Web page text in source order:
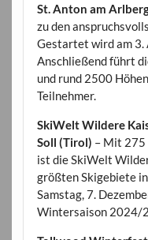
St. Anton am
zu den
Gestartet wird am 3.
Anschließend führt
und rund 2500
Teilnehmer.
SkiWelt Wildere
Soll (Tirol) – Mit 275
ist die SkiWelt
größten Skigebiete
Samstag, 7.
Wintersaison 2024/